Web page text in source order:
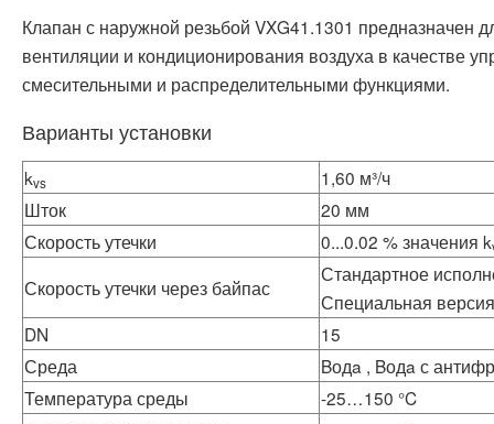
Клапан с наружной резьбой VXG41.1301 предназначен
вентиляции и кондиционирования воздуха в качестве
смесительными и распределительными функциями.
Варианты установки
kvs
1,60 м³/ч
Шток
20 мм
Скорость утечки
0...0.02 % значения k
Скорость утечки через байпас
Стандартное
Специальная
DN
15
Среда
Bодa , Bодa с
Температура среды
-25…150 °C